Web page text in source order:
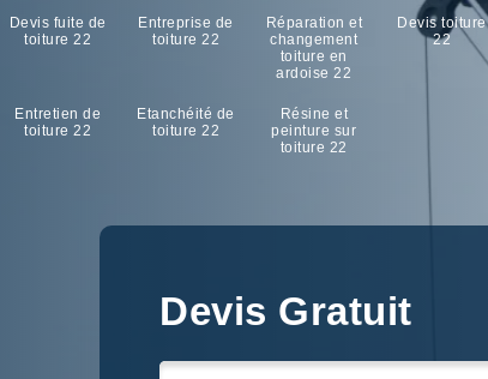
Devis fuite de
toiture 22
Entreprise de
toiture 22
Réparation et
changement
toiture en
ardoise 22
Devis toiture
22
Entretien de
toiture 22
Etanchéité de
toiture 22
Résine et
peinture sur
toiture 22
Devis Gratuit